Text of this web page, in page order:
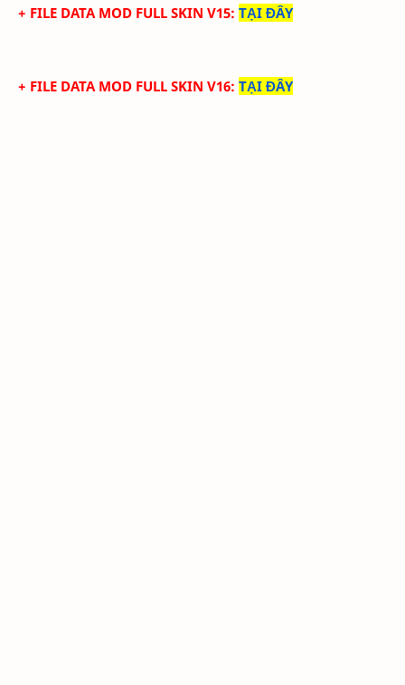
+ FILE DATA MOD FULL SKIN V15: TẠI ĐÂY
+ FILE DATA MOD FULL SKIN V16: TẠI ĐÂY